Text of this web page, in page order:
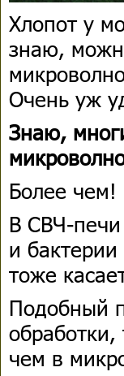
Хлопот у
знаю,
Очень уж
Знаю,
Более чем!
В СВЧ-печи
и
тоже
Подобный
чем в